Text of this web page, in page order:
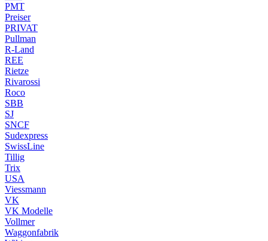
PMT
Preiser
PRIVAT
Pullman
R-Land
REE
Rietze
Rivarossi
Roco
SBB
SJ
SNCF
Sudexpress
SwissLine
Tillig
Trix
USA
Viessmann
VK
VK Modelle
Vollmer
Waggonfabrik